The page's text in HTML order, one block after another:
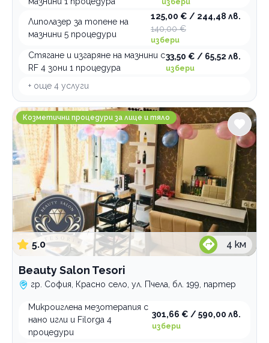
Липолазер за топене на
мазнини 5 процедури
125,00 € / 244,48 лв.
140,00 €
избери
Стягане и изгаряне на мазнини с
RF 4 зони 1 процедура
33,50 € / 65,52 лв.
избери
+ още 4 услуги
Beauty Salon Tesori
Козметични процедури за лице и тяло
5.0 4 км
Beauty Salon Tesori
гр. София, Красно село, ул. Пчела, бл. 199, партер
Микроиглена мезотерапия с
нано игли и Filorga 4
процедури
301,66 € / 590,00 лв.
избери